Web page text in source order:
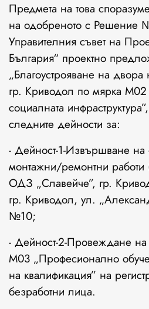
Предмета на това
на одобреното с Решение
Управителния съвет на
България“ проектно
„Благоустрояване на
гр. Криводол по мярка
социалната
следните дейности за:
- Дейност-1-Извършване на
монтажни/ремонтни
ОДЗ „Славейче”, гр.
гр. Криводол, ул.
№10;
- Дейност-2-Провеждане
М03 „Професионално
на квалификация” на
безработни лица.